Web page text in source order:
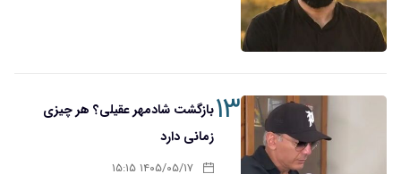
۱۳بازگشت شادمهر عقیلی؟ هر چیزی
زمانی دارد
۱۴۰۵/۰۵/۱۷ ۱۵:۱۵